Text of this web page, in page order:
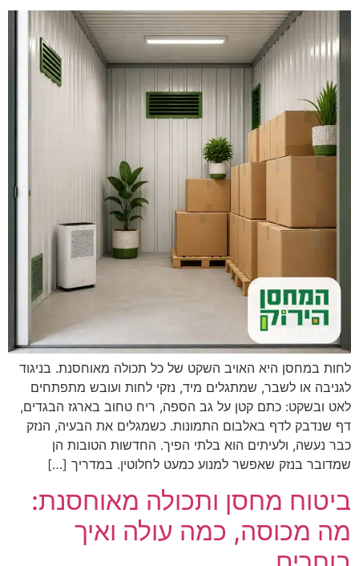
לחות במחסן היא האויב השקט של כל תכולה מאוחסנת. בניגוד
לגניבה או לשבר, שמתגלים מיד, נזקי לחות ועובש מתפתחים
לאט ובשקט: כתם קטן על גב הספה, ריח טחוב בארגז הבגדים,
דף שנדבק לדף באלבום התמונות. כשמגלים את הבעיה, הנזק
כבר נעשה, ולעיתים הוא בלתי הפיך. החדשות הטובות הן
שמדובר בנזק שאפשר למנוע כמעט לחלוטין. במדריך […]
ביטוח מחסן ותכולה מאוחסנת:
מה מכוסה, כמה עולה ואיך